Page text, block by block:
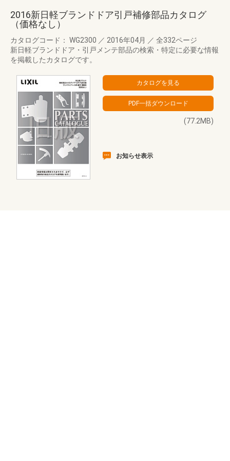
2016新日軽ブランドドア引戸補修部品カタログ
（価格なし）
カタログコード： WG2300 ／ 2016年04月 ／ 全332ページ
新日軽ブランドドア・引戸メンテ部品の検索・特定に必要な情報
を掲載したカタログです。
(77.2MB)
お知らせ表示